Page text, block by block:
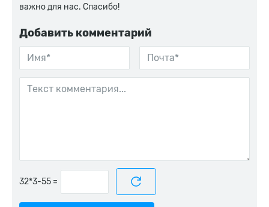
важно для нас. Спасибо!
Добавить комментарий
=